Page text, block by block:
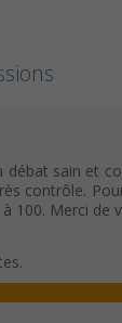
sain et
contrôle.
100. Merci de